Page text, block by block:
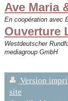
Ave Maria
En coopération avec
Ouverture
Westdeutscher
mediagroup GmbH
Version
site